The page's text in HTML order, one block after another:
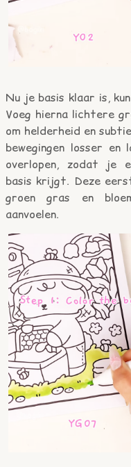
Nu je basis klaar is,
Voeg hierna lichtere
om helderheid en
bewegingen losser
overlopen, zodat je
basis krijgt. Deze
groen gras en
aanvoelen.